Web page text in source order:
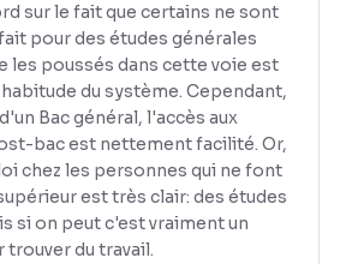
sur le fait que certains ne sont
pour des études générales
les poussés dans cette voie est
du système. Cependant,
Bac général, l'accès aux
bac est nettement facilité. Or,
chez les personnes qui ne font
est très clair: des études
si on peut c'est vraiment un
trouver du travail.